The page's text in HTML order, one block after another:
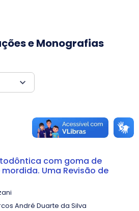
e Monografias
com goma de
Uma Revisão de
André Duarte da Silva